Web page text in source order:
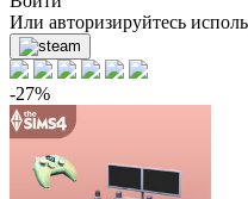
Или авторизируйтесь
-27%